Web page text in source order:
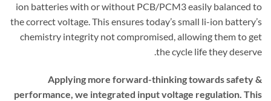
ion batteries with or without PCB/PCM3 easily balanced to
the correct voltage. This ensures today’s small li-ion battery’s
chemistry integrity not compromised, allowing them to get
the cycle life they deserve.
Applying more forward-thinking towards safety &
performance, we integrated input voltage regulation. This